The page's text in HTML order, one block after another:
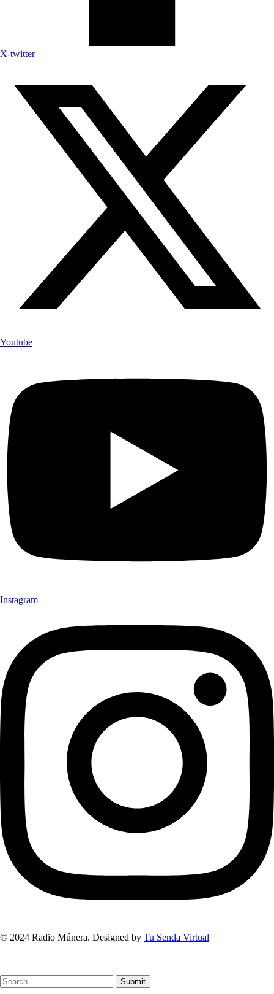
X-twitter
Youtube
Instagram
© 2024 Radio Múnera. Designed by Tu Senda Virtual
Submit